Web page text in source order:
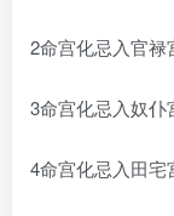
2命宫化忌入官禄
3命宫化忌入奴仆
4命宫化忌入田宅